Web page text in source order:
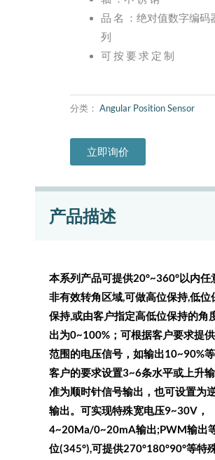
品 名 ：绝对值数字编码
列
可 按 要 求 定 制
分类： Angular Position Sensor
立即询价
产品描述
本系列产品可提供20°~360°以内任
非有效转角区域,可做高位保持,低位
保持,或由客户指定高低位保持的角
出为0~100%；可根据客户要求提
范围的电压信号，如输出10~90%
客户的要求设置3~6条水平或上升
准为顺时针信号输出，也可设置为
输出。可实现特殊宽电压9~30V，
4~20Ma/0~20mA输出;PWM输出
位(345°),可提供270°180°90°等特